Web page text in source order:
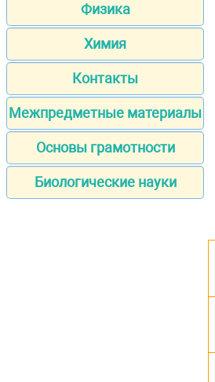
Физика
Химия
Контакты
Межпредметные материалы
Основы грамотности
Биологические науки